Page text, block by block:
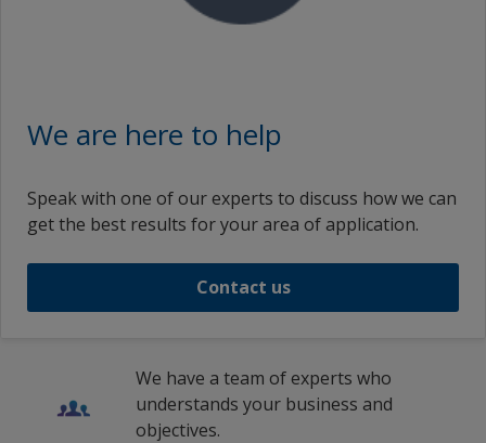
We are here to help
Speak with one of our experts to discuss how we can
get the best results for your area of application.
Contact us
We have a team of experts who
understands your business and
objectives.